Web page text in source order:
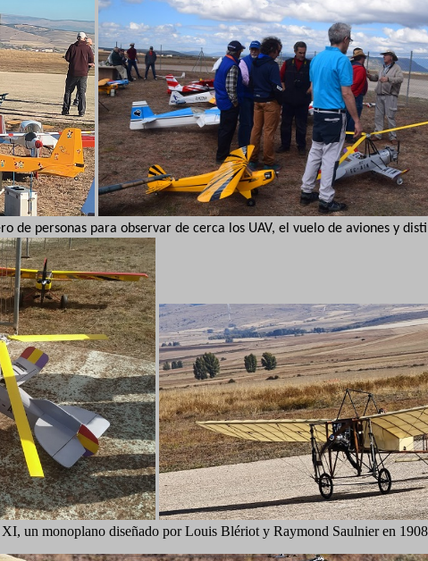
de personas para observar de cerca los UAV, el vuelo de aviones y
un monoplano diseñado por Louis Blériot y Raymond Saulnier en